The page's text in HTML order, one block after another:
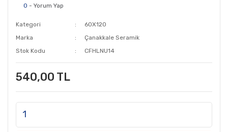
0 - Yorum Yap
Kategori
60X120
Marka
Çanakkale Seramik
Stok Kodu
CFHLNU14
540,00 TL